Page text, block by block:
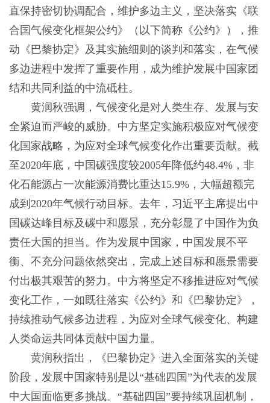
直保持密切协调配合，维护多边主义，坚决落实《联
合国气候变化框架公约》（以下简称《公约》），推
动《巴黎协定》及其实施细则的谈判和落实，在气候
多边进程中发挥了重要作用，成为维护发展中国家团
结和共同利益的中流砥柱。
黄润秋强调，气候变化是对人类生存、发展与安
全紧迫而严峻的威胁。中方坚定实施积极应对气候变
化国家战略，为应对全球气候变化作出重要贡献。截
至2020年底，中国碳强度较2005年降低约48.4%，非
化石能源占一次能源消费比重达15.9%，大幅超额完
成到2020年气候行动目标。去年，习近平主席提出中
国碳达峰目标及碳中和愿景，充分彰显了中国作为负
责任大国的担当。作为发展中国家，中国发展不平
衡、不充分问题依然突出，完成上述目标和愿景需要
付出极其艰苦的努力。中方将坚定不移推进应对气候
变化工作，一如既往落实《公约》和《巴黎协定》，
持续推动气候多边进程，为应对全球气候变化、构建
人类命运共同体贡献中国力量。
黄润秋指出，《巴黎协定》进入全面落实的关键
阶段，发展中国家特别是以“基础四国”为代表的发展
中大国面临更多挑战。“基础四国”要持续巩固机制，